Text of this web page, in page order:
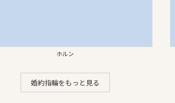
ホルン
婚約指輪をもっと見る